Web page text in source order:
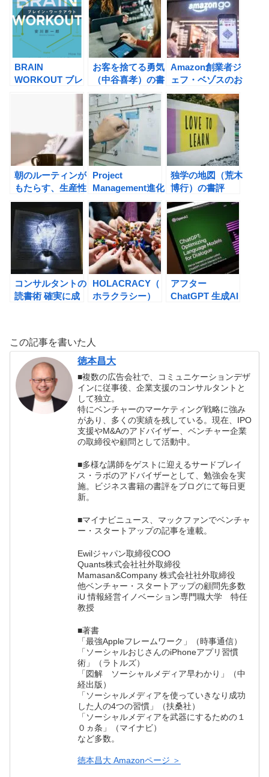
に」生み出す方法
（ジェレミー・ア
トリー, ペリー・
クレバーン他）の
書評
の書評
BRAIN
WORKOUT ブレ
イン・ワークアウ
（AI）と共存する
ための人間知性
（HI）の鍛え方
(安川新一郎）の
書評
お客を捨てる勇気
（中谷喜孝）の書
評
Amazon創業者ジ
ェフ・ベゾスのお
金を生み出す伝え
方(カーマイン・
ガロ)の書評
朝のルーティンが
もたらす、生産性
向上の効果と
は？ GREAT
LIFE (グレートラ
イフ) 一度しかな
い人生を最高の人
生にする方法の書
評
Project
Management進化
論（後藤智博, 渡
瀬智，西郷智史）
の書評
独学の地図（荒木
博行）の書評
コンサルタントの
読書術 確実に成
評
HOLACRACY（
ホラクラシー）
（ブライアン・
J・ロバートソ
ン）の書評
アフター
ChatGPT 生成AI
この記事を書いた人
徳本昌大
■複数の広告会社で、コミュニケーションデザ
インに従事後、企業支援のコンサルタントと
して独立。
特にベンチャーのマーケティング戦略に強み
があり、多くの実績を残している。現在、IPO
支援やM&Aのアドバイザー、ベンチャー企業
の取締役や顧問として活動中。
■多様な講師をゲストに迎えるサードプレイ
ス・ラボのアドバイザーとして、勉強会を実
施。ビジネス書籍の書評をブログにて毎日更
新。
■マイナビニュース、マックファンでベンチャ
ー・スタートアップの記事を連載。
Ewilジャパン取締役COO
Quants株式会社社外取締役
Mamasan&Company 株式会社社外取締役
他ベンチャー・スタートアップの顧問先多数
iU 情報経営イノベーション専門職大学 特任
教授
■著書
「最強Appleフレームワーク」（時事通信）
「ソーシャルおじさんのiPhoneアプリ習慣
術」（ラトルズ）
「図解 ソーシャルメディア早わかり」（中
経出版）
「ソーシャルメディアを使っていきなり成功
した人の4つの習慣」（扶桑社）
「ソーシャルメディアを武器にするための１
０ヵ条」（マイナビ）
など多数。
徳本昌大 Amazonページ ＞